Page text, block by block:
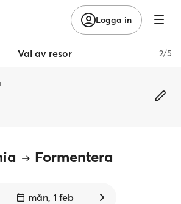
Logga in
Val av resor 2/5
Formentera
mån, 1 feb